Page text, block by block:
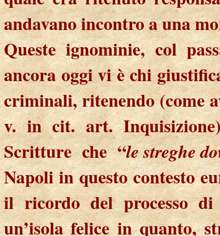
andavano incontro a una
Queste ignominie, col
ancora oggi vi è chi
criminali, ritenendo (come
v. in cit. art.
Scritture che “le streghe
Napoli in questo contesto
il ricordo del processo di
un’isola felice in quanto,